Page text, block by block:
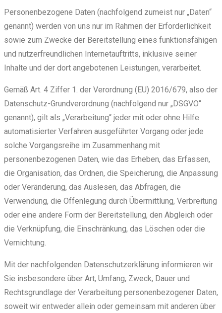
Personenbezogene Daten (nachfolgend zumeist nur „Daten“
genannt) werden von uns nur im Rahmen der Erforderlichkeit
sowie zum Zwecke der Bereitstellung eines funktionsfähigen
und nutzerfreundlichen Internetauftritts, inklusive seiner
Inhalte und der dort angebotenen Leistungen, verarbeitet.
Gemäß Art. 4 Ziffer 1. der Verordnung (EU) 2016/679, also der
Datenschutz-Grundverordnung (nachfolgend nur „DSGVO“
genannt), gilt als „Verarbeitung“ jeder mit oder ohne Hilfe
automatisierter Verfahren ausgeführter Vorgang oder jede
solche Vorgangsreihe im Zusammenhang mit
personenbezogenen Daten, wie das Erheben, das Erfassen,
die Organisation, das Ordnen, die Speicherung, die Anpassung
oder Veränderung, das Auslesen, das Abfragen, die
Verwendung, die Offenlegung durch Übermittlung, Verbreitung
oder eine andere Form der Bereitstellung, den Abgleich oder
die Verknüpfung, die Einschränkung, das Löschen oder die
Vernichtung.
Mit der nachfolgenden Datenschutzerklärung informieren wir
Sie insbesondere über Art, Umfang, Zweck, Dauer und
Rechtsgrundlage der Verarbeitung personenbezogener Daten,
soweit wir entweder allein oder gemeinsam mit anderen über